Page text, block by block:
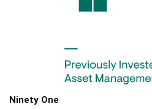
Ninety One